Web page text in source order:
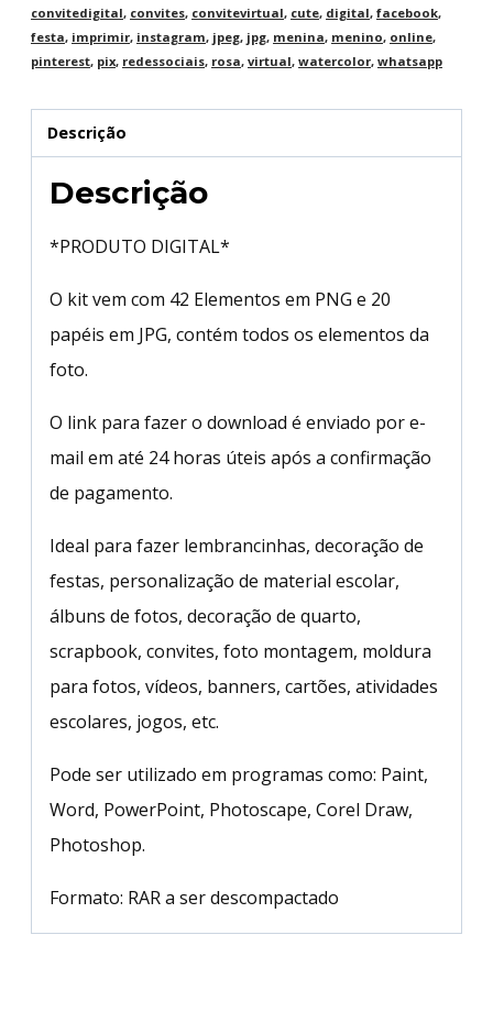
convitedigital, convites, convitevirtual, cute, digital, facebook,
festa, imprimir, instagram, jpeg, jpg, menina, menino, online,
pinterest, pix, redessociais, rosa, virtual, watercolor, whatsapp
Descrição
Descrição
*PRODUTO DIGITAL*
O kit vem com 42 Elementos em PNG e 20
papéis em JPG, contém todos os elementos da
foto.
O link para fazer o download é enviado por e-
mail em até 24 horas úteis após a confirmação
de pagamento.
Ideal para fazer lembrancinhas, decoração de
festas, personalização de material escolar,
álbuns de fotos, decoração de quarto,
scrapbook, convites, foto montagem, moldura
para fotos, vídeos, banners, cartões, atividades
escolares, jogos, etc.
Pode ser utilizado em programas como: Paint,
Word, PowerPoint, Photoscape, Corel Draw,
Photoshop.
Formato: RAR a ser descompactado